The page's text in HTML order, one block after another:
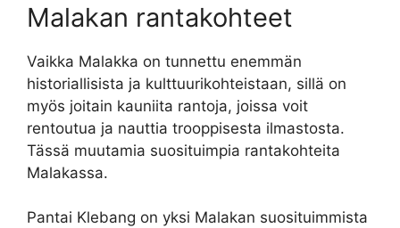
Malakan rantakohteet
Vaikka Malakka on tunnettu enemmän
historiallisista ja kulttuurikohteistaan, sillä on
myös joitain kauniita rantoja, joissa voit
rentoutua ja nauttia trooppisesta ilmastosta.
Tässä muutamia suosituimpia rantakohteita
Malakassa.
Pantai Klebang on yksi Malakan suosituimmista